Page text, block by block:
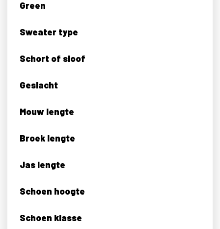
Green
Sweater type
Schort of sloof
Geslacht
Mouw lengte
Broek lengte
Jas lengte
Schoen hoogte
Schoen klasse